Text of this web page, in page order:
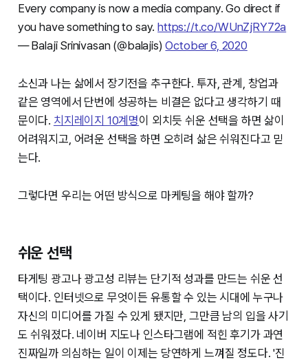
Every company is now a media company. Go direct if
you have something to say.https://t.co/WUnZjRY72a
— Balaji Srinivasan (@balajis)October 6, 2020
소신과 나는 삶에서 장기전을 추구한다. 투자, 관계, 창업과
같은 영역에서 단번에 성공하는 비결은 없다고 생각하기 때
문이다. 치지레이지 10계명이 외치듯 쉬운 선택을 하면 삶이
어려워지고, 어려운 선택을 하면 오히려 삶은 쉬워진다고 믿
는다.
그렇다면 우리는 어떤 방식으로 마케팅을 해야 할까?
쉬운 선택
타게팅 광고나 광고성 리뷰는 단기적 성과를 만드는 쉬운 선
택이다. 인터넷으로 무엇이든 유통할 수 있는 시대에 누구나
자신의 미디어를 가질 수 있게 됐지만, 그만큼 남의 입을 사기
도 쉬워졌다. 네이버 지도나 인스타그램에 적힌 후기가 과연
진짜일까 의심하는 일이 이제는 당연하게 느껴질 정도다. '진